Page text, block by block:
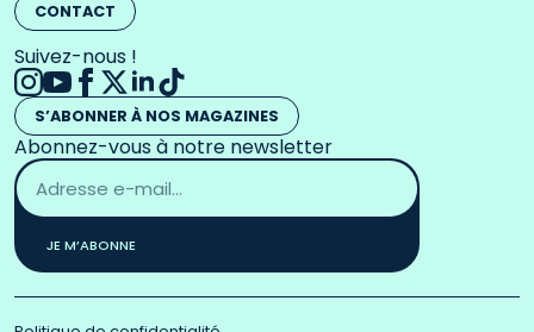
CONTACT
Suivez-nous !
S’ABONNER À NOS MAGAZINES
Abonnez-vous à notre newsletter
Adresse
email
*
JE M’ABONNE